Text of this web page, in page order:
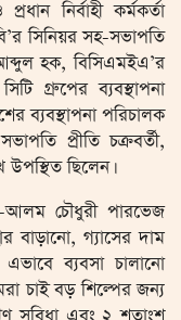
নির্বাহী কর্মকর্তা
সিনিয়র সহ-সভাপতি
হক, বিসিএমইএ’র
গ্রুপের ব্যবস্থাপনা
ব্যবস্থাপনা পরিচালক
প্রীতি চক্রবর্তী,
উপস্থিত ছিলেন।
আলম চৌধুরী পারভেজ
বাড়ানো, গ্যাসের দাম
ব্যবসা চালানো
চাই বড় শিল্পের জন্য